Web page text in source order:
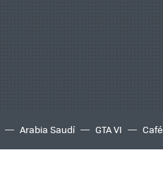
Arabia Saudí GTA VI Café